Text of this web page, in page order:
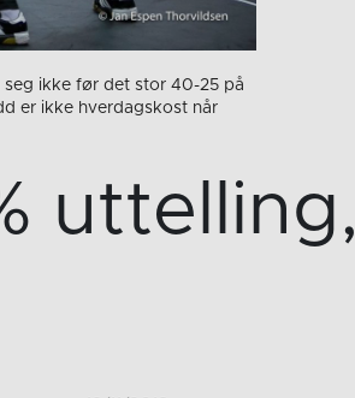
seg ikke før det stor 40-25 på
er ikke hverdagskost når
uttelling,